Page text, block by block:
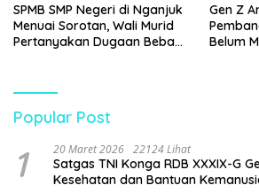
SPMB SMP Negeri di Nganjuk
Menuai Sorotan, Wali Murid
Pertanyakan Dugaan Beban
Pendidikan
Gen Z
Belum
Popular Post
1 20 Maret 2026 22124 Lihat
Satgas TNI Konga RDB XXXIX-G
Kesehatan dan Bantuan